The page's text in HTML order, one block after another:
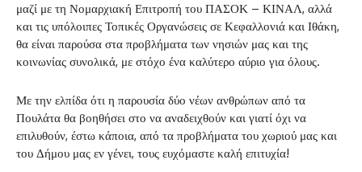
μαζί με τη Νομαρχιακή Επιτροπή του ΠΑΣΟΚ – ΚΙΝΑΛ, αλλά
και τις υπόλοιπες Τοπικές Οργανώσεις σε Κεφαλλονιά και Ιθάκη,
θα είναι παρούσα στα προβλήματα των νησιών μας και της
κοινωνίας συνολικά, με στόχο ένα καλύτερο αύριο για όλους.
Με την ελπίδα ότι η παρουσία δύο νέων ανθρώπων από τα
Πουλάτα θα βοηθήσει στο να αναδειχθούν και γιατί όχι να
επιλυθούν, έστω κάποια, από τα προβλήματα του χωριού μας και
του Δήμου μας εν γένει, τους ευχόμαστε καλή επιτυχία!